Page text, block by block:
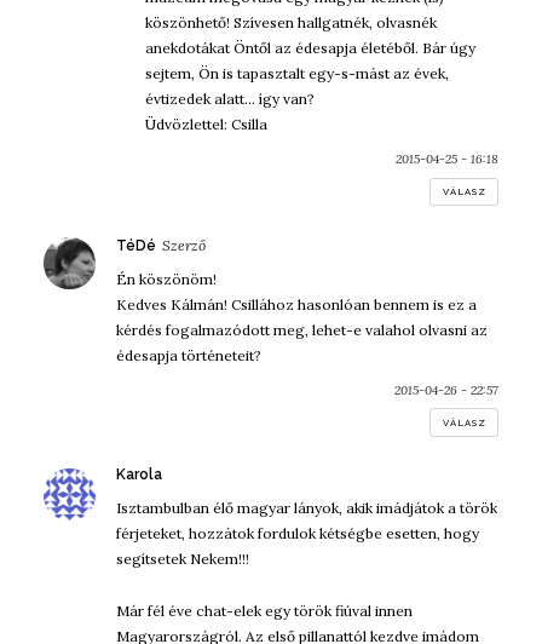
köszönhető! Szívesen hallgatnék, olvasnék
anekdotákat Öntől az édesapja életéből. Bár úgy
sejtem, Ön is tapasztalt egy-s-mást az évek,
évtizedek alatt… így van?
Üdvözlettel: Csilla
2015-04-25 - 16:18
VÁLASZ
TéDé szerint:
Én köszönöm!
Kedves Kálmán! Csillához hasonlóan bennem is ez a
kérdés fogalmazódott meg, lehet-e valahol olvasni az
édesapja történeteit?
2015-04-26 - 22:57
VÁLASZ
Karolaszerint:
Isztambulban élő magyar lányok, akik imádjátok a török
férjeteket, hozzátok fordulok kétségbe esetten, hogy
segítsetek Nekem!!!
Már fél éve chat-elek egy török fiúval innen
Magyarországról. Az első pillanattól kezdve imádom